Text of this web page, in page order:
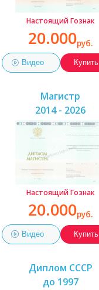
Настоящий Гознак
20.000руб.
Видео Купить
Магистр
2014 - 2026
Настоящий Гознак
20.000руб.
Видео Купить
Диплом СССР
до 1997